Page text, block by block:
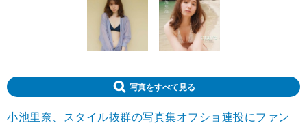
写真をすべて見る
小池里奈、スタイル抜群の写真集オフショ連投にファン